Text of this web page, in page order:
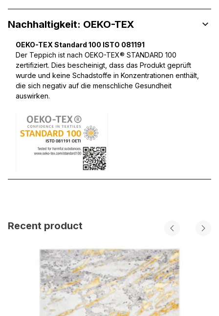
Nachhaltigkeit: OEKO-TEX
OEKO-TEX Standard 100 ISTO 081191
Der Teppich ist nach OEKO-TEX® STANDARD 100
zertifiziert. Dies bescheinigt, dass das Produkt geprüft
wurde und keine Schadstoffe in Konzentrationen enthält,
die sich negativ auf die menschliche Gesundheit
auswirken.
Recent product